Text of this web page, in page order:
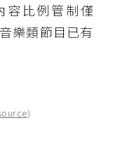
容比例管制僅
樂類節目已有
)